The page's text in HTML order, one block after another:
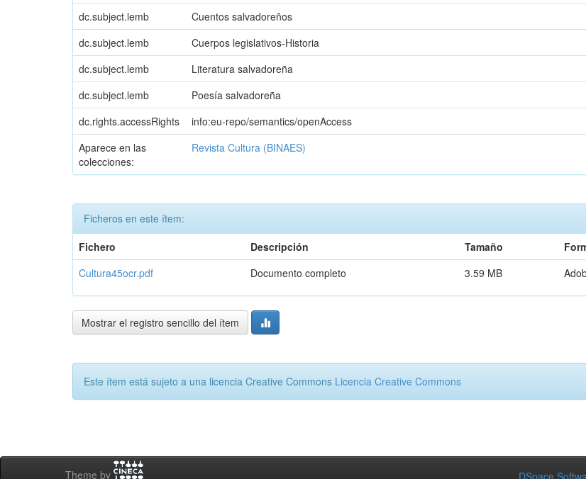
dc.subject.lemb
Cuentos salvadoreños
dc.subject.lemb
Cuerpos legislativos-Historia
dc.subject.lemb
Literatura salvadoreña
dc.subject.lemb
Poesía salvadoreña
dc.rights.accessRights
info:eu-repo/semantics/openAccess
Aparece en las
colecciones:
Revista Cultura (BINAES)
Ficheros en este ítem:
Fichero
Descripción Tamaño
Cultura45ocr.pdf
Documento completo 3.59 MB
Mostrar el registro sencillo del ítem
Este ítem está sujeto a una licencia Creative Commons Licencia Creative Commons
Theme by DSpace